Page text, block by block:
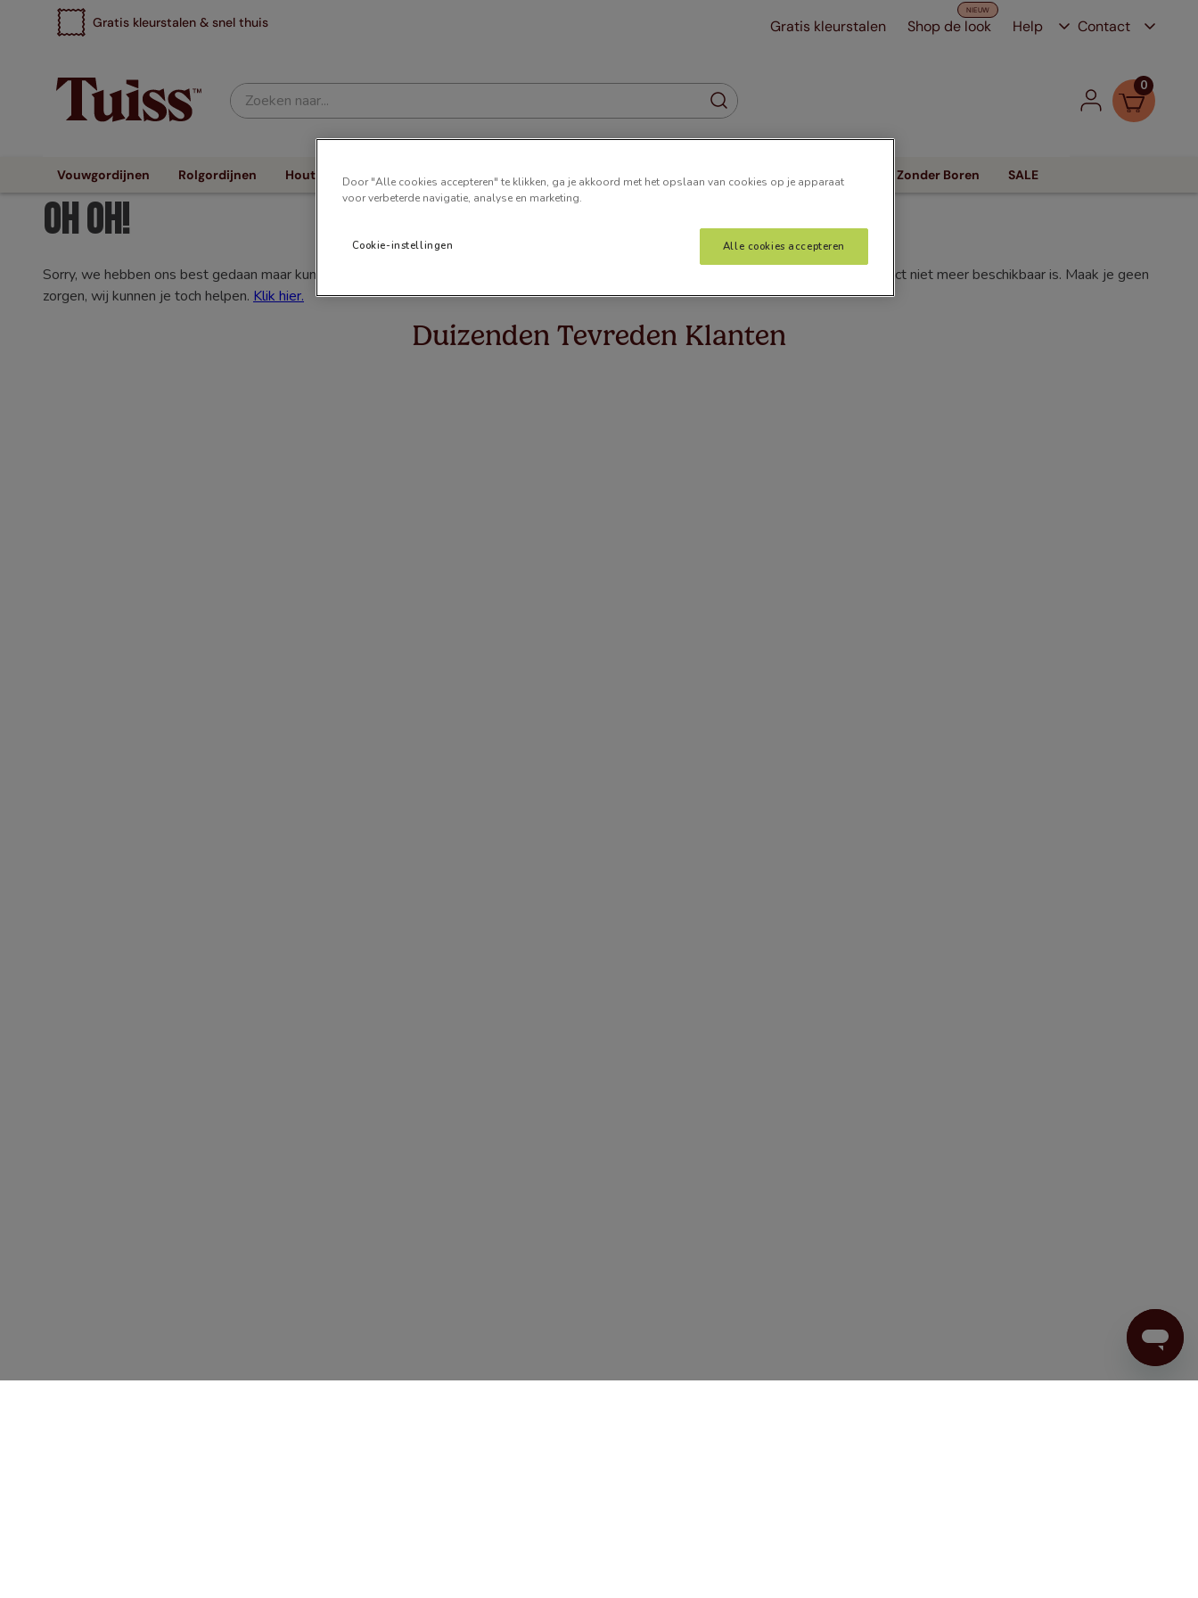
Gratis kleurstalen & snel thuis Gratis kleurstalen Shop de look Help Contact
Zoeken naar... 0
Vouwgordijnen Rolgordijnen Houten Jaloezieën Gordijnen Plisségordijnen Jaloezieën Horren Zonwering Zonder Boren SALE
Oh oh!
Sorry, we hebben ons best gedaan maar kunnen niet vinden wat u zoekt. Het kan zijn dat we de pagina hebben verplaatst of dat het product niet meer beschikbaar is. Maak je geen
zorgen, wij kunnen je toch helpen. Klik hier.
Duizenden Tevreden Klanten
Door "Alle cookies accepteren" te klikken, ga je akkoord met het opslaan van cookies op je apparaat
voor verbeterde navigatie, analyse en marketing.
Cookie-instellingen Alle cookies accepteren